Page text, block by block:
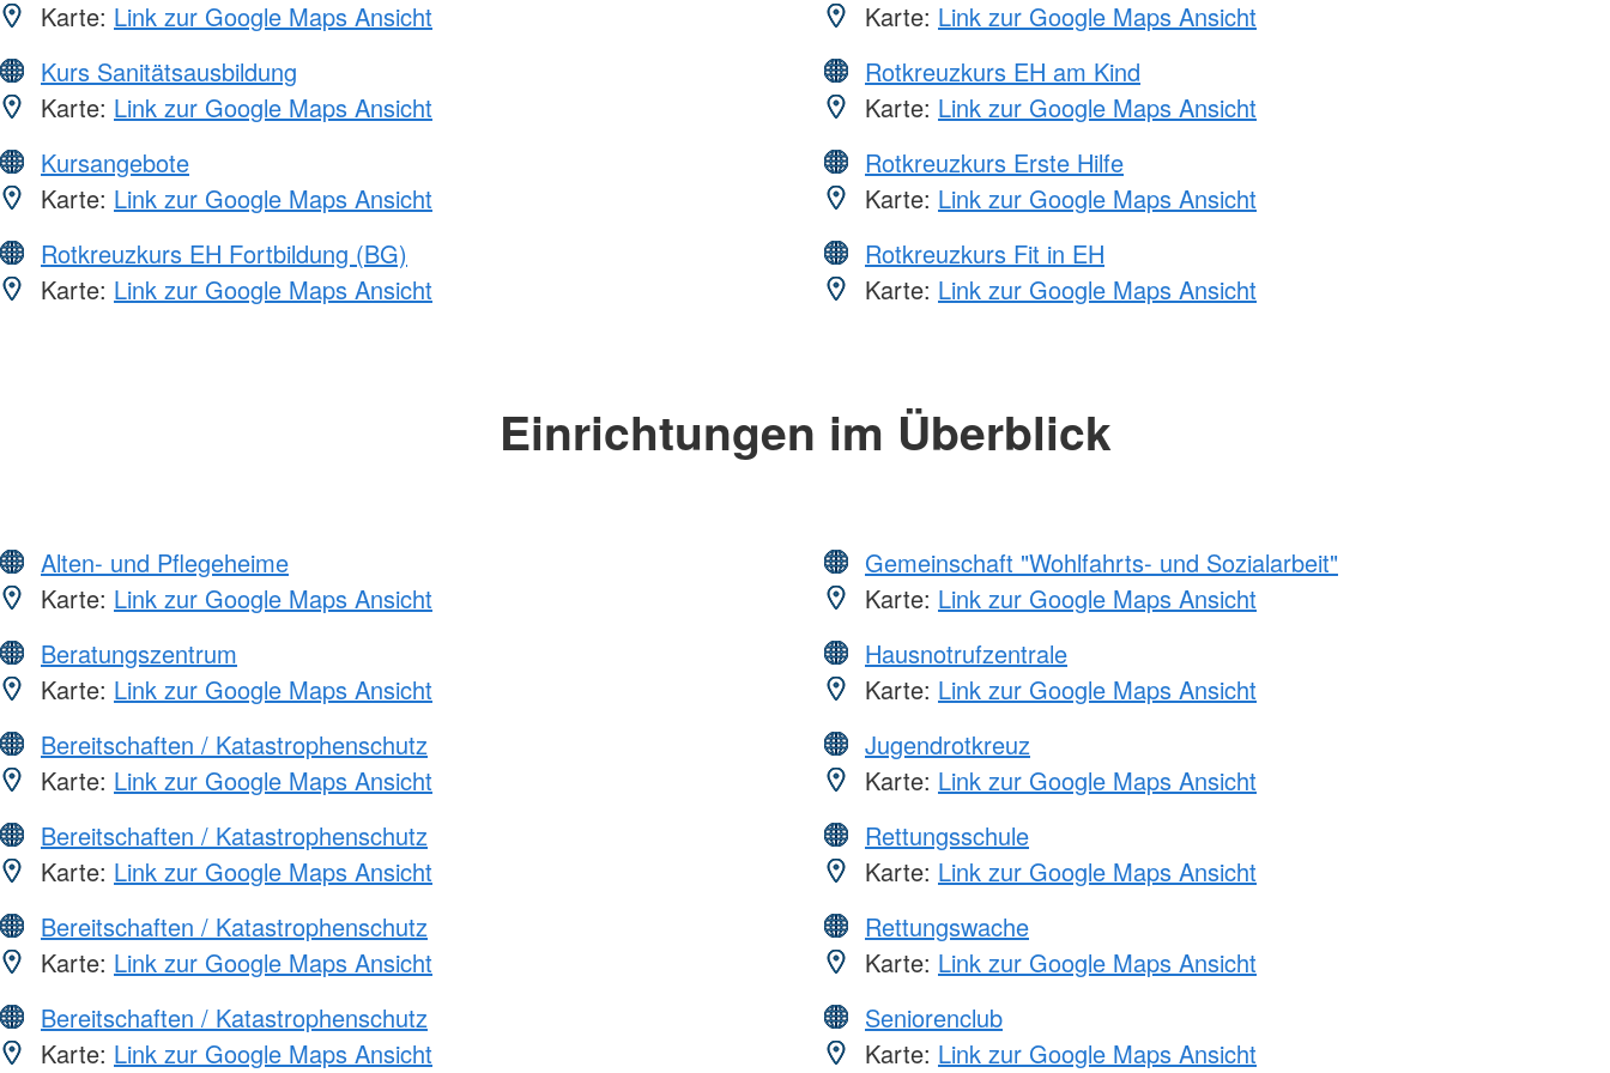
Karte: Link zur Google Maps Ansicht
Kurs Sanitätsausbildung
Karte: Link zur Google Maps Ansicht
Kursangebote
Karte: Link zur Google Maps Ansicht
Rotkreuzkurs EH Fortbildung (BG)
Karte: Link zur Google Maps Ansicht
Karte: Link zur Google Maps Ansicht
Rotkreuzkurs EH am Kind
Karte: Link zur Google Maps Ansicht
Rotkreuzkurs Erste Hilfe
Karte: Link zur Google Maps Ansicht
Rotkreuzkurs Fit in EH
Karte: Link zur Google Maps Ansicht
Einrichtungen im Überblick
Alten- und Pflegeheime
Karte: Link zur Google Maps Ansicht
Beratungszentrum
Karte: Link zur Google Maps Ansicht
Bereitschaften / Katastrophenschutz
Karte: Link zur Google Maps Ansicht
Bereitschaften / Katastrophenschutz
Karte: Link zur Google Maps Ansicht
Bereitschaften / Katastrophenschutz
Karte: Link zur Google Maps Ansicht
Bereitschaften / Katastrophenschutz
Karte: Link zur Google Maps Ansicht
Gemeinschaft "Wohlfahrts- und Sozialarbeit"
Karte: Link zur Google Maps Ansicht
Hausnotrufzentrale
Karte: Link zur Google Maps Ansicht
Jugendrotkreuz
Karte: Link zur Google Maps Ansicht
Rettungsschule
Karte: Link zur Google Maps Ansicht
Rettungswache
Karte: Link zur Google Maps Ansicht
Seniorenclub
Karte: Link zur Google Maps Ansicht